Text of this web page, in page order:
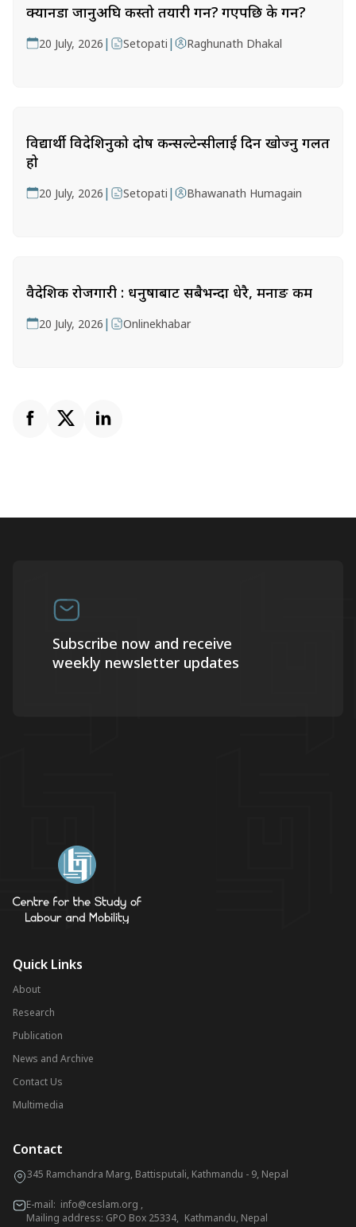
क्यानडा जानुअघि कस्तो तयारी गर्ने? गएपछि के गर्ने?
20 July, 2026 | Setopati | Raghunath Dhakal
विद्यार्थी विदेशिनुको दोष कन्सल्टेन्सीलाई दिन खोज्नु गलत
हो
20 July, 2026 | Setopati | Bhawanath Humagain
वैदेशिक रोजगारी : धनुषाबाट सबैभन्दा धेरै, मनाङ कम
20 July, 2026 | Onlinekhabar
Subscribe now and receive
weekly newsletter updates
Quick Links
About
Research
Publication
News and Archive
Contact Us
Multimedia
Contact
345 Ramchandra Marg, Battisputali, Kathmandu - 9, Nepal
E-mail: info@ceslam.org ,
Mailing address: GPO Box 25334, Kathmandu, Nepal